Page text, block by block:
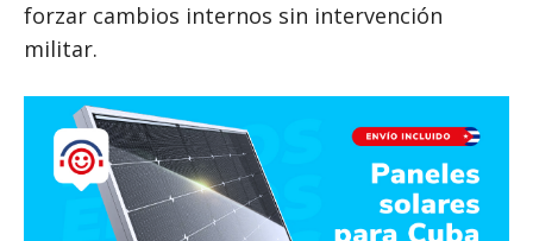
forzar cambios internos sin intervención
militar.